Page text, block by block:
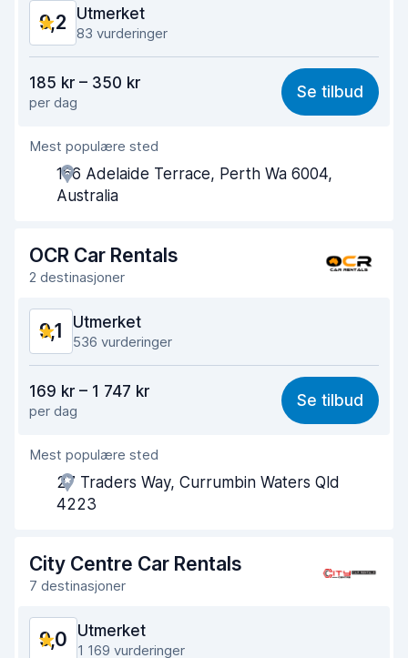
Bilens tilstand
9,2 Utmerket
83 vurderinger
9,0
Enkel å finne 9,2
Hjelp og service
Tid brukt på henting
Bilens renslighet 9,4
Bilens tilstand
185 kr – 350 kr
per dag
Se tilbud
Mest populære sted
166 Adelaide Terrace, Perth Wa 6004,
Australia
OCR Car Rentals
2 destinasjoner
9,1 Utmerket
536 vurderinger
9,1
Enkel å finne 9,0
Hjelp og service
Tid brukt på henting
Bilens renslighet 9,3
Bilens tilstand
169 kr – 1 747 kr
per dag
Se tilbud
Mest populære sted
27 Traders Way, Currumbin Waters Qld
4223
City Centre Car Rentals
7 destinasjoner
9,0 Utmerket
1 169 vurderinger